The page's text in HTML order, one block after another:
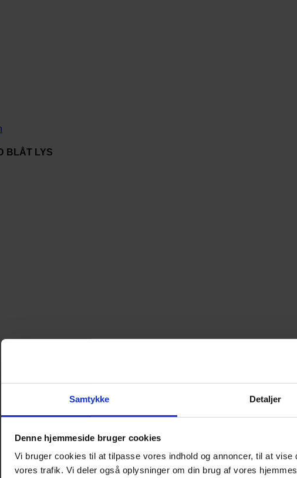
Samtykke Detaljer
Denne hjemmeside bruger cookies
Vi bruger cookies til at tilpasse vores indhold og annoncer, til at
vores trafik. Vi deler også oplysninger om din brug af vores
BLÅT LYS